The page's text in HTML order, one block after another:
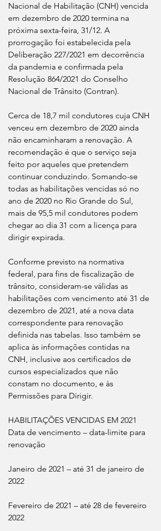
Nacional de Habilitação (CNH) vencida
em dezembro de 2020 termina na
próxima sexta-feira, 31/12. A
prorrogação foi estabelecida pela
Deliberação 227/2021 em decorrência
da pandemia e confirmada pela
Resolução 864/2021 do Conselho
Nacional de Trânsito (Contran).
Cerca de 18,7 mil condutores cuja CNH
venceu em dezembro de 2020 ainda
não encaminharam a renovação. A
recomendação é que o serviço seja
feito por aqueles que pretendem
continuar conduzindo. Somando-se
todas as habilitações vencidas só no
ano de 2020 no Rio Grande do Sul,
mais de 95,5 mil condutores podem
chegar ao dia 31 com a licença para
dirigir expirada.
Conforme previsto na normativa
federal, para fins de fiscalização de
trânsito, consideram-se válidas as
habilitações com vencimento até 31 de
dezembro de 2021, até a nova data
correspondente para renovação
definida nas tabelas. Isso também se
aplica às informações contidas na
CNH, inclusive aos certificados de
cursos especializados que não
constam no documento, e às
Permissões para Dirigir.
HABILITAÇÕES VENCIDAS EM 2021
Data de vencimento – data-limite para
renovação
Janeiro de 2021 – até 31 de janeiro de
2022
Fevereiro de 2021 – até 28 de fevereiro
2022